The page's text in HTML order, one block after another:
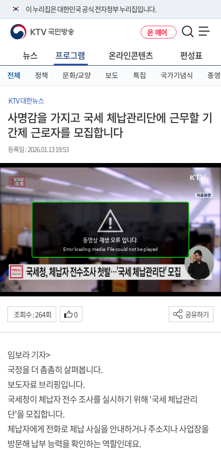
이 누리집은 대한민국 공식 전자정부 누리집입니다.
공식 누리집 주소 확인하기
니다.
이밖에 or.kr 또는 .kr등 다른 도메인 주소를 사용하고 있다면 아래 URL에
서 도메인 주소를 확인해 보세요
KTV 국민방송 온 에어
뉴스 프로그램 온라인콘텐츠 편성표
전체 정책 문화/교양 보도 특집 국가기념식 종영
KTV 대한뉴스
사명감을 가지고 국세 체납관리단에 근무할 기
간제 근로자를 모집합니다
등록일 : 2026.01.13 19:53
조회수 : 264회 0 공유하기
임보라 기자>
국정을 더 촘촘히 살펴봅니다.
보도자료 브리핑입니다.
국세청이 체납자 전수 조사를 실시하기 위해 '국세 체납관리
단'을 모집합니다.
체납자에게 전화로 체납 사실을 안내하거나 주소지나 사업장을
방문해 납부 능력을 확인하는 역할인데요.